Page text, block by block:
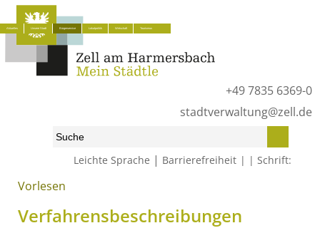
+49 7835 6369-0
stadtverwaltung@zell.de
Leichte Sprache | Barrierefreiheit Schrift:
Aktuelles Unsere Stadt Bürgerservice Lokalpolitik Wirtschaft Tourismus
Start» Bürgerservice »
Vorlesen
Verfahrensbeschreibungen